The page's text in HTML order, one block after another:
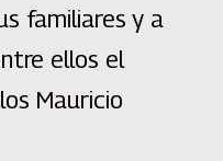
familiares y a
ellos el
Mauricio